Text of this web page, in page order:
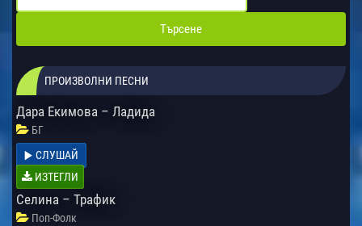
ПРОИЗВОЛНИ ПЕСНИ
Дара Екимова – Ладида
БГ
СЛУШАЙ
ИЗТЕГЛИ
Селина – Трафик
Поп-Фолк